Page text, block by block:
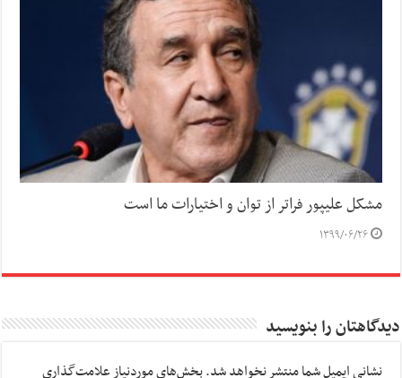
مشکل علیپور فراتر از توان و اختیارات ما است
۱۳۹۹/۰۶/۲۶
دیدگاهتان را بنویسید
نشانی ایمیل شما منتشر نخواهد شد.بخش‌های موردنیاز علامت‌گذاری